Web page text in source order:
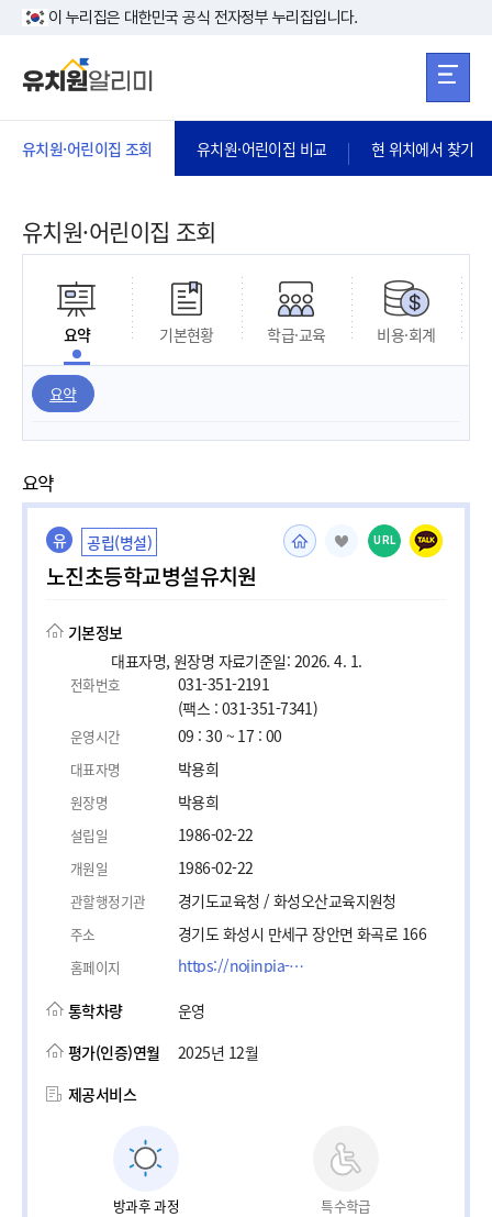
본문 바로가기
이 누리집은 대한민국 공식 전자정부 누리집입니다.
유치원·어린이집 조회 유치원·어린이집 비교 현 위치에서 찾기
유치원·어린이집 조회
요약 기본현황 학급·교육 비용·회계
요약
요약
유 공립(병설)
노진초등학교병설유치원
URL
기본정보
대표자명, 원장명 자료기준일: 2026. 4. 1.
전화번호
031-351-2191
(팩스 : 031-351-7341)
운영시간 09 : 30 ~ 17 : 00
대표자명 박용희
원장명 박용희
설립일 1986-02-22
개원일 1986-02-22
관할행정기관 경기도교육청 / 화성오산교육지원청
주소 경기도 화성시 만세구 장안면 화곡로 166
홈페이지 https://nojinpia-e.goehs.kr
통학차량
운영
평가(인증)연월
2025년 12월
제공서비스
방과후 과정 특수학급